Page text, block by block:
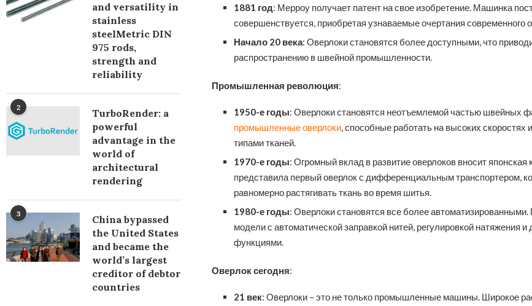
1881 год: Мерроу получает патент на свое изобретение. Машинка
совершенствуется, приобретая узнаваемые очертания современного
Начало 20 века: Оверлоки становятся более доступными, что
распространению в швейной промышленности.
Промышленная революция:
1950-е годы: Оверлоки становятся неотъемлемой частью швейных
промышленные оверлоки, способные работать на высоких скоростях
типами тканей.
1970-е годы: Огромный вклад в развитие оверлоков вносит японская
представила первый оверлок с дифференциальным транспортером,
равномерно растягивать ткань во время шитья.
1980-е годы: Оверлоки становятся все более
модели с автоматической заправкой нитей, регулировкой натяжения и
функциями.
Оверлок сегодня:
21 век: Оверлоки – это не только промышленные машины. Широкое
and versatility in
stainless
steelMetric DIN
975 rods,
strength and
reliability
2
TurboRender: a
powerful
advantage in the
world of
architectural
rendering
3
China bypassed
the United States
and became the
world’s largest
creditor of debtor
countries